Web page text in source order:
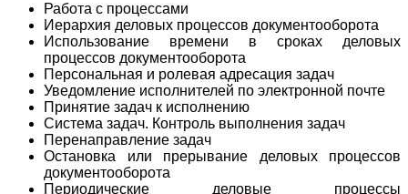
Работа с процессами
Иерархия деловых процессов документооборота
Использование времени в сроках деловых
процессов документооборота
Персональная и ролевая адресация задач
Уведомление исполнителей по электронной почте
Принятие задач к исполнению
Система задач. Контроль выполнения задач
Перенаправление задач
Остановка или прерывание деловых процессов
документооборота
Периодические деловые процессы